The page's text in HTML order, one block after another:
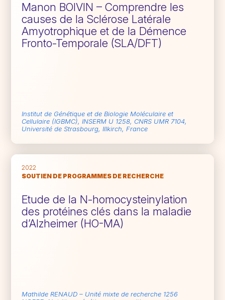
Manon BOIVIN – Comprendre les
causes de la Sclérose Latérale
Amyotrophique et de la Démence
Fronto-Temporale (SLA/DFT)
Institut de Génétique et de Biologie Moléculaire et
Cellulaire (IGBMC), INSERM U 1258, CNRS UMR 7104,
Université de Strasbourg, Illkirch, France
2022
SOUTIEN DE PROGRAMMES DE RECHERCHE
Etude de la N-homocysteinylation
des protéines clés dans la maladie
d’Alzheimer (HO-MA)
Mathilde RENAUD – Unité mixte de recherche 1256